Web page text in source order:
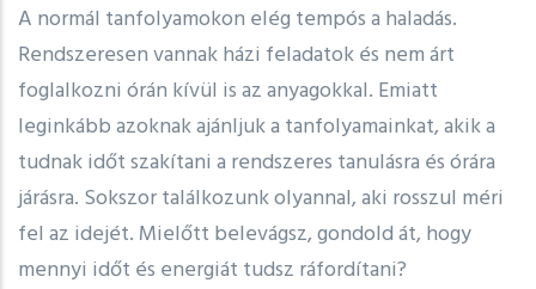
A normál tanfolyamokon elég tempós a haladás.
Rendszeresen vannak házi feladatok és nem árt
foglalkozni órán kívül is az anyagokkal. Emiatt
leginkább azoknak ajánljuk a tanfolyamainkat, akik a
tudnak időt szakítani a rendszeres tanulásra és órára
járásra. Sokszor találkozunk olyannal, aki rosszul méri
fel az idejét. Mielőtt belevágsz, gondold át, hogy
mennyi időt és energiát tudsz ráfordítani?